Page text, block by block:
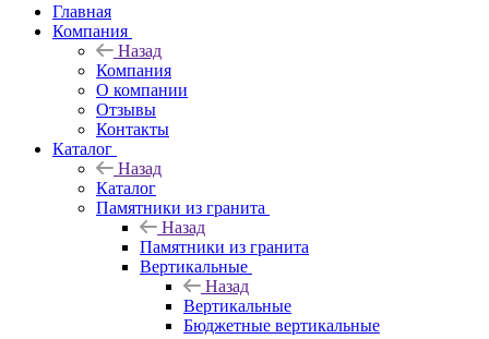
Главная
Компания
Назад
Компания
О компании
Отзывы
Контакты
Каталог
Назад
Каталог
Памятники из гранита
Назад
Памятники из гранита
Вертикальные
Назад
Вертикальные
Бюджетные вертикальные